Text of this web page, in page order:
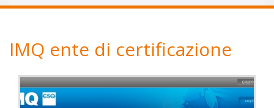
IMQ ente di certificazione